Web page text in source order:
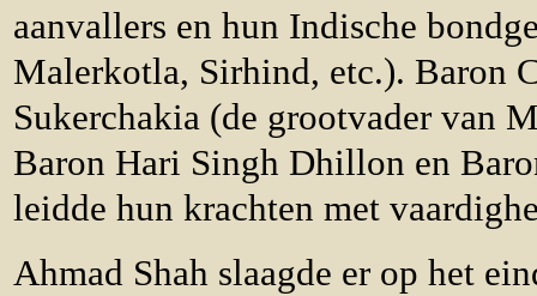
aanvallers en hun Indische
Malerkotla, Sirhind, etc.). Baron
Sukerchakia (de grootvader van
Baron Hari Singh Dhillon en
leidde hun krachten met
Ahmad Shah slaagde er op het